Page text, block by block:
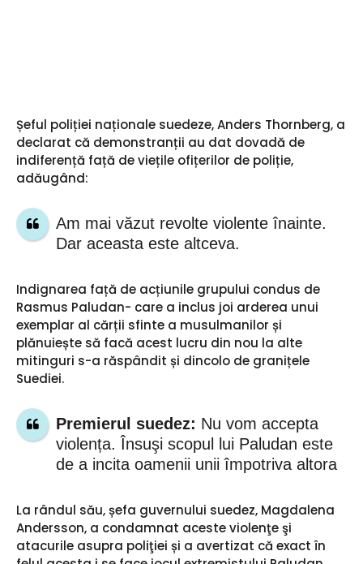
Șeful poliției naționale suedeze, Anders Thornberg, a
declarat că demonstranții au dat dovadă de
indiferență față de viețile ofițerilor de poliție,
adăugând:
Am mai văzut revolte violente înainte.
Dar aceasta este altceva.
Indignarea față de acțiunile grupului condus de
Rasmus Paludan- care a inclus joi arderea unui
exemplar al cărții sfinte a musulmanilor și
plănuiește să facă acest lucru din nou la alte
mitinguri s-a răspândit și dincolo de granițele
Suediei.
Premierul suedez: Nu vom accepta
violența. Însuşi scopul lui Paludan este
de a incita oamenii unii împotriva altora
La rândul său, șefa guvernului suedez, Magdalena
Andersson, a condamnat aceste violenţe şi
atacurile asupra poliţiei și a avertizat că exact în